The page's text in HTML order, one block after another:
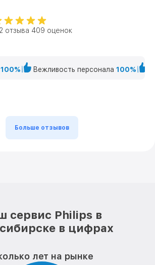
отзыва 409 оценок
100% Вежливость персонала 100%
Больше отзывов
сервис Philips в
в цифрах
лет на рынке